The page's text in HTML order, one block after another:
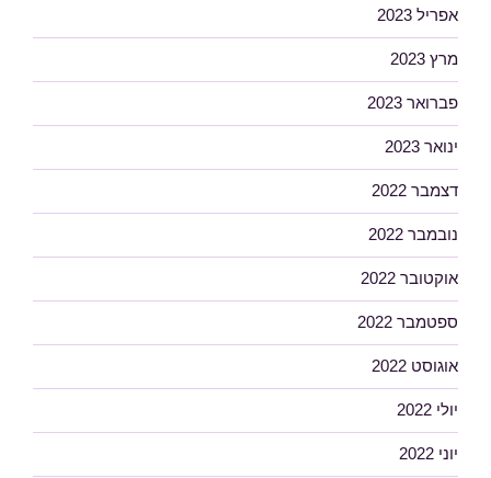
אפריל 2023
מרץ 2023
פברואר 2023
ינואר 2023
דצמבר 2022
נובמבר 2022
אוקטובר 2022
ספטמבר 2022
אוגוסט 2022
יולי 2022
יוני 2022